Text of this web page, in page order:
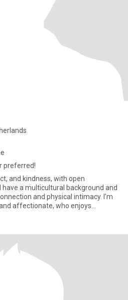
preferred!
and kindness, with open
a multicultural background and
and physical intimacy. I’m
affectionate, who enjoys